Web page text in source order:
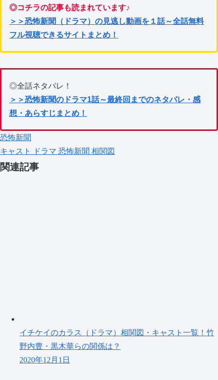
◎コチラの記事も読まれています♪
＞＞恐怖新聞（ドラマ）の見逃し動画を１話～全話無料
フル視聴できるサイトまとめ！
◎全話ネタバレ！
＞＞恐怖新聞のドラマ1話～最終回までのネタバレ・感
想・あらすじまとめ！
恐怖新聞
キャスト
ドラマ 恐怖新聞 相関図
関連記事
イチケイのカラス（ドラマ）相関図・キャスト一覧！竹
野内豊・黒木華らの関係は？
2020年12月1日